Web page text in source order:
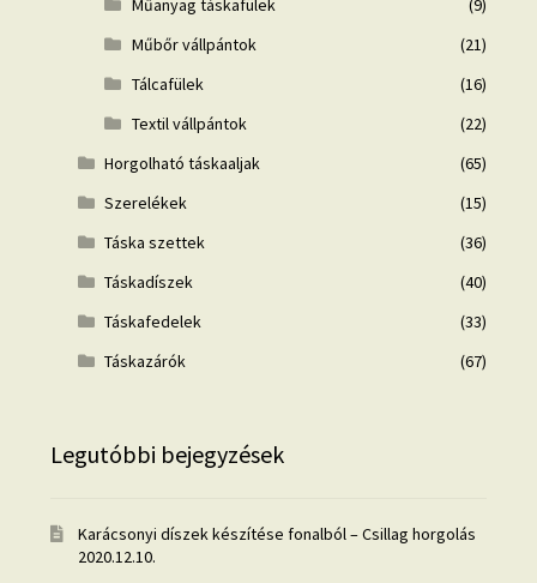
Műanyag táskafülek
(9)
Műbőr vállpántok
(21)
Tálcafülek
(16)
Textil vállpántok
(22)
Horgolható táskaaljak
(65)
Szerelékek
(15)
Táska szettek
(36)
Táskadíszek
(40)
Táskafedelek
(33)
Táskazárók
(67)
Legutóbbi bejegyzések
Karácsonyi díszek készítése fonalból – Csillag horgolás
2020.12.10.